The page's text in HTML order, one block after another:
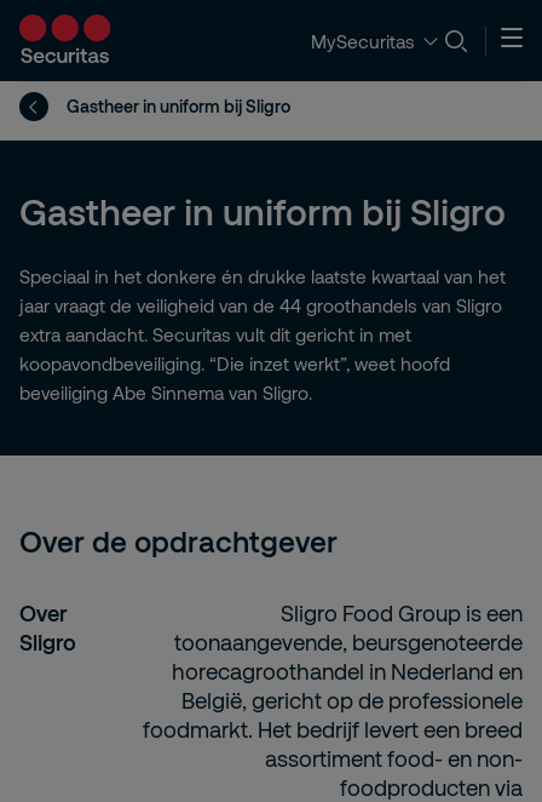
MySecuritas
Gastheer in uniform bij Sligro
Gastheer in uniform bij Sligro
Speciaal in het donkere én drukke laatste kwartaal van het
jaar vraagt de veiligheid van de 44 groothandels van Sligro
extra aandacht. Securitas vult dit gericht in met
koopavondbeveiliging. “Die inzet werkt”, weet hoofd
beveiliging Abe Sinnema van Sligro.
Over de opdrachtgever
Over
Sligro
Sligro Food Group is een
toonaangevende, beursgenoteerde
horecagroothandel in Nederland en
België, gericht op de professionele
foodmarkt. Het bedrijf levert een breed
assortiment food- en non-
foodproducten via